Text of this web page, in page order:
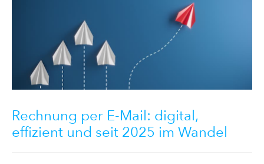
Rechnung per E-Mail: digital,
effizient und seit 2025 im Wandel